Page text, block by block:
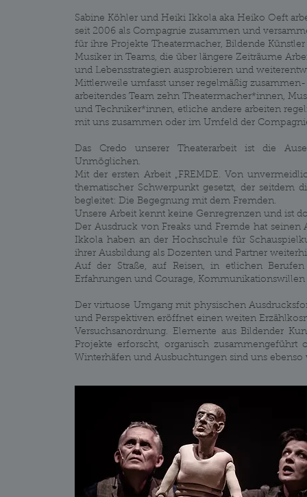
Sabine Köhler und Heiki Ikkola aka Heiko Oeft
seit 2006 als Compagnie zusammen und
für ihre Projekte Theatermacher, Bildende
Musiker in Teams, die über längere Zeiträume
und Lebensstrategien ausprobieren und
Mittlerweile umfasst unser regelmäßig zusammen-
arbeitendes Team zehn Theatermacher*innen,
und Techniker*innen, etliche andere arbeiten
mit uns zusammen oder im Umfeld der
Das Credo unserer Theaterarbeit ist die
Unmöglichen.
Mit der ersten Arbeit „FREMDE. Von
thematischer Schwerpunkt gesetzt, der seitdem
begleitet: Die Begegnung mit dem Fremden.
Unsere Arbeit kennt keine Genregrenzen und ist
Der Ausdruck von Freaks und Fremde hat
Ikkola haben an der Hochschule für
ihrer Ausbildung als Dozenten und Partner
Auf der Straße, auf Reisen, in etlichen
Erfahrungen und Courage,
Der virtuose Umgang mit physischen
und Perspektiven eröffnet einen weiten
Versuchsanordnung. Elemente aus Bildender
Projekte erforscht, organisch zusammengeführt
Winterhäfen und Ausbuchtungen sind uns